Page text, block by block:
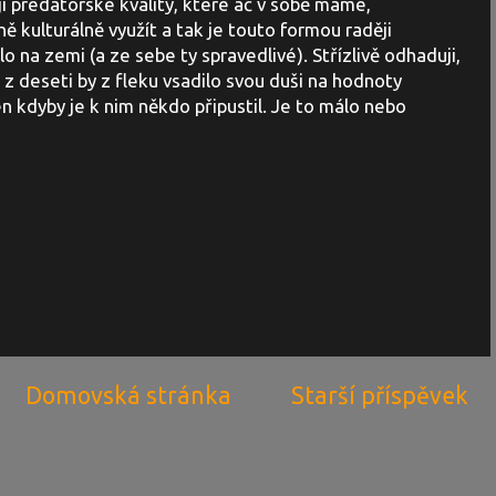
kulturálně využít a tak je touto formou raději
na zemi (a ze sebe ty spravedlivé). Střízlivě odhaduji,
deseti by z fleku vsadilo svou duši na hodnoty
kdyby je k nim někdo připustil. Je to málo nebo
Starší příspěvek
Domovská stránka